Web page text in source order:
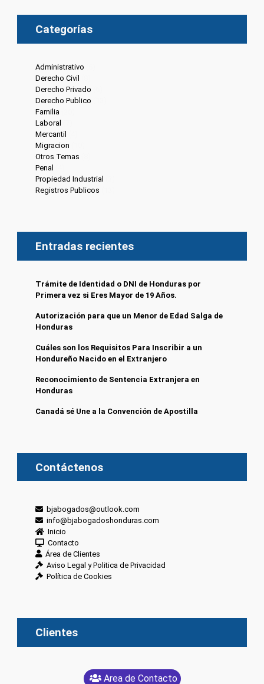
Categorías
Administrativo
Derecho Civil
Derecho Privado
Derecho Publico
Familia
Laboral
Mercantil
Migracion
Otros Temas
Penal
Propiedad Industrial
Registros Publicos
Entradas recientes
Trámite de Identidad o DNI de Honduras por
Primera vez si Eres Mayor de 19 Años.
Autorización para que un Menor de Edad Salga de
Honduras
Cuáles son los Requisitos Para Inscribir a un
Hondureño Nacido en el Extranjero
Reconocimiento de Sentencia Extranjera en
Honduras
Canadá sé Une a la Convención de Apostilla
Contáctenos
bjabogados@outlook.com
info@bjabogadoshonduras.com
Inicio
Contacto
Área de Clientes
Aviso Legal y Politica de Privacidad
Política de Cookies
Clientes
Area de Contacto